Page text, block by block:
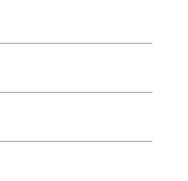
クをご参照くださ